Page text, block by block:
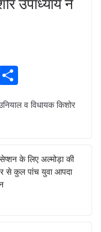
n
ar
व विधायक किशोर
के लिए अल्मोड़ा की
से कुल पांच युवा आपदा